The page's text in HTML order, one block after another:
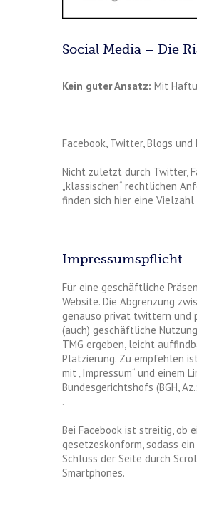
Social Media – Die
Kein guter Ansatz: Mit
Facebook, Twitter, Blogs
Nicht zuletzt durch Twitter,
„klassischen“ rechtlichen
finden sich hier eine
Impressumspflicht
Für eine geschäftliche
Website. Die Abgrenzung
genauso privat twittern und
(auch) geschäftliche
TMG ergeben, leicht
Platzierung. Zu empfehlen
mit „Impressum“ und einem
Bundesgerichtshofs (BGH,
.
Bei Facebook ist streitig, ob
gesetzeskonform, sodass
Schluss der Seite durch
Smartphones.